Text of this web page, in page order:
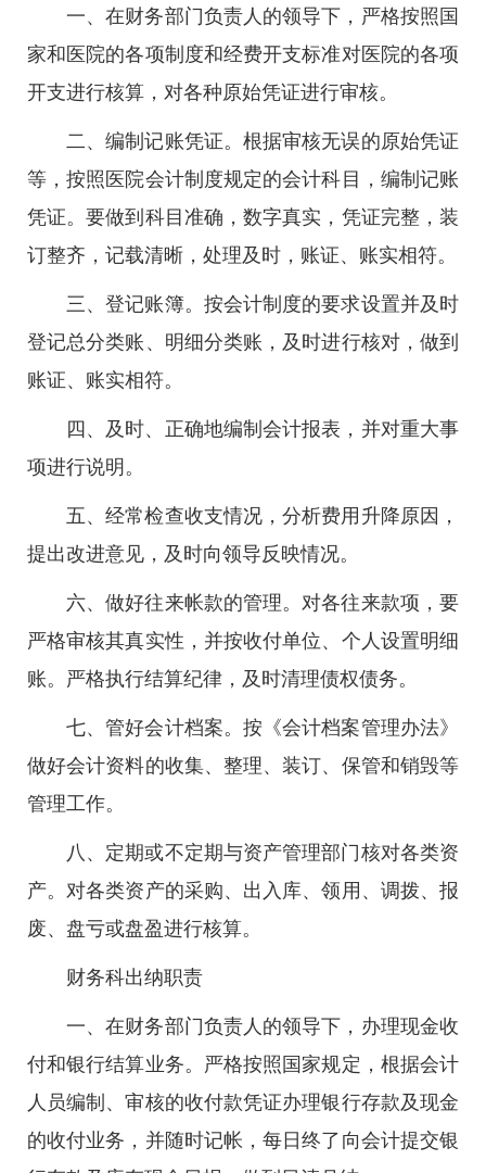
一、在财务部门负责人的领导下，严格按照国
家和医院的各项制度和经费开支标准对医院的各项
开支进行核算，对各种原始凭证进行审核。
二、编制记账凭证。根据审核无误的原始凭证
等，按照医院会计制度规定的会计科目，编制记账
凭证。要做到科目准确，数字真实，凭证完整，装
订整齐，记载清晰，处理及时，账证、账实相符。
三、登记账簿。按会计制度的要求设置并及时
登记总分类账、明细分类账，及时进行核对，做到
账证、账实相符。
四、及时、正确地编制会计报表，并对重大事
项进行说明。
五、经常检查收支情况，分析费用升降原因，
提出改进意见，及时向领导反映情况。
六、做好往来帐款的管理。对各往来款项，要
严格审核其真实性，并按收付单位、个人设置明细
账。严格执行结算纪律，及时清理债权债务。
七、管好会计档案。按《会计档案管理办法》
做好会计资料的收集、整理、装订、保管和销毁等
管理工作。
八、定期或不定期与资产管理部门核对各类资
产。对各类资产的采购、出入库、领用、调拨、报
废、盘亏或盘盈进行核算。
财务科出纳职责
一、在财务部门负责人的领导下，办理现金收
付和银行结算业务。严格按照国家规定，根据会计
人员编制、审核的收付款凭证办理银行存款及现金
的收付业务，并随时记帐，每日终了向会计提交银